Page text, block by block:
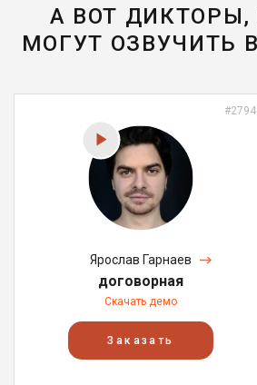
А ВОТ ДИКТОРЫ,
МОГУТ ОЗВУЧИТЬ
#2794
Ярослав Гарнаев
договорная
Скачать демо
Заказать